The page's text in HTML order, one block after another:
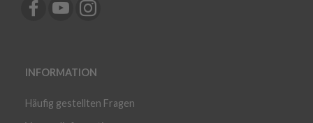
INFORMATION
Häufig gestellten Fragen